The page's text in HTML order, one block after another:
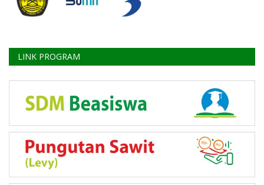
LINK PROGRAM